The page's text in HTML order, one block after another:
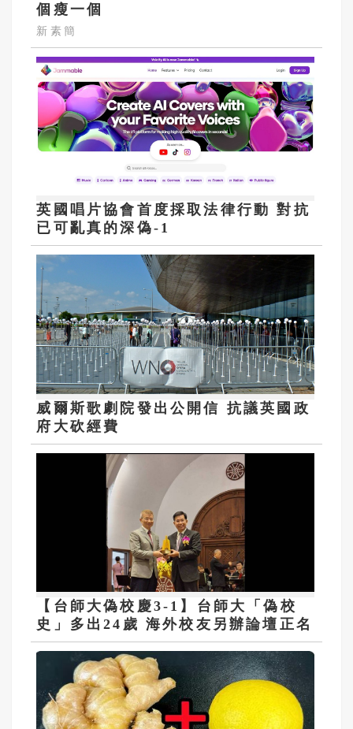
個瘦一個
新素簡
英國唱片協會首度採取法律行動 對抗
已可亂真的深偽-1
威爾斯歌劇院發出公開信 抗議英國政
府大砍經費
【台師大偽校慶3-1】台師大「偽校
史」多出24歲 海外校友另辦論壇正名